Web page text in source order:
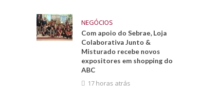
NEGÓCIOS
Com apoio do Sebrae, Loja
Colaborativa Junto &
Misturado recebe novos
expositores em shopping do
ABC
17 horas atrás